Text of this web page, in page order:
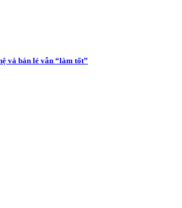
và bán lẻ vẫn “làm tốt”